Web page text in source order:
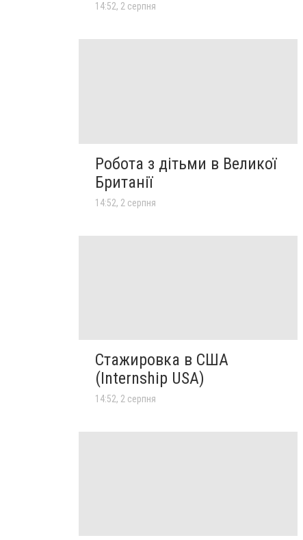
14:52, 2 серпня
Робота з дітьми в Великої
Британії
14:52, 2 серпня
Стажировка в США
(Internship USA)
14:52, 2 серпня